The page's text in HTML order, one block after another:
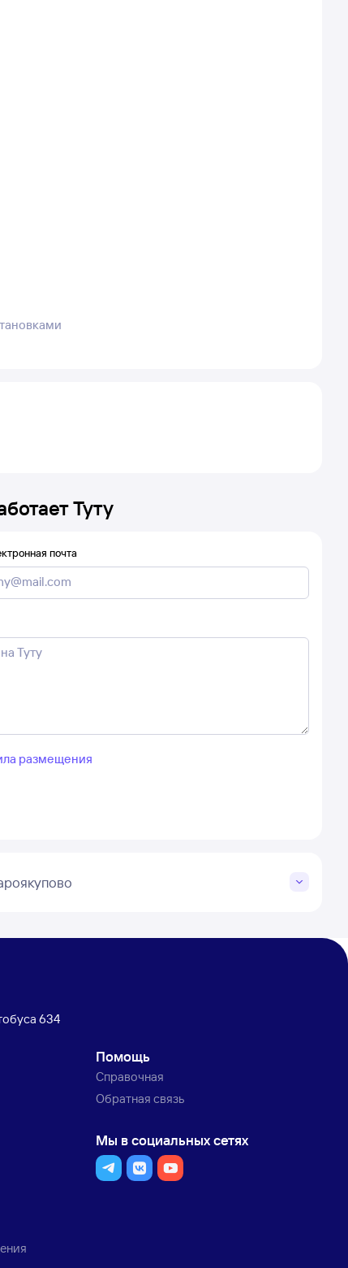
Туту
почта
размещения
634
Помощь
Справочная
Обратная связь
Мы в социальных сетях